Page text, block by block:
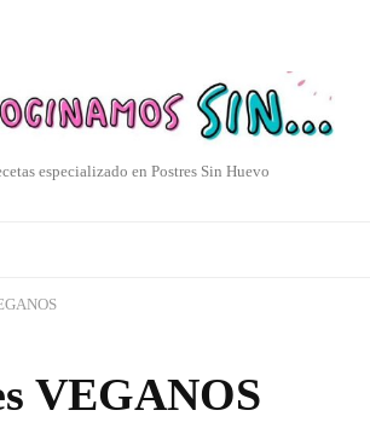
especializado en Postres Sin Huevo
VEGANOS